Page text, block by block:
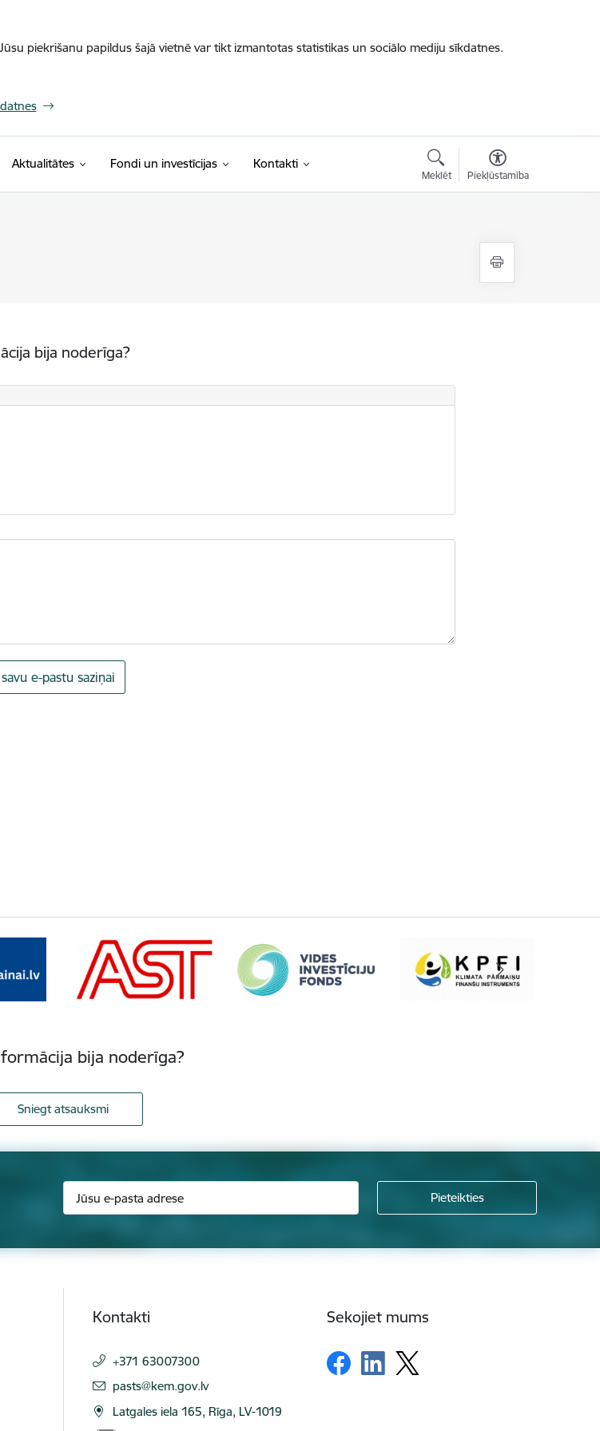
piekrišanu papildus šajā vietnē var tikt izmantotas statistikas un sociālo mediju sīkdatnes.
Aktualitātes Fondi un investīcijas Kontakti
Meklēt Piekļūstamība
bija noderīga?
e-pastu saziņai
bija noderīga?
Sniegt atsauksmi
Kontakti
+371 63007300
E-pasts:
pasts@kem.gov.lv
Latgales iela 165, Rīga, LV-1019
Sekojiet mums